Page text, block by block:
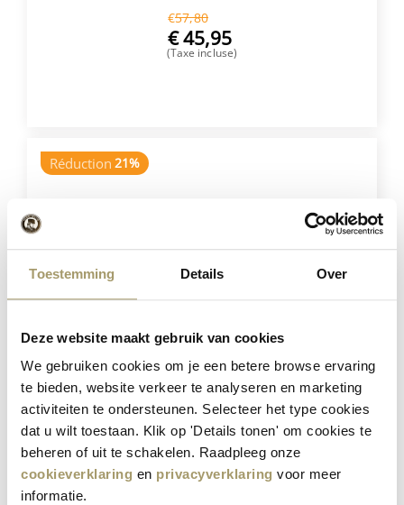
Toestemming Details Over
Deze website maakt gebruik van cookies
We gebruiken cookies om je een betere browse ervaring
te bieden, website verkeer te analyseren en marketing
activiteiten te ondersteunen. Selecteer het type cookies
dat u wilt toestaan. Klik op 'Details tonen' om cookies te
beheren of uit te schakelen. Raadpleeg onze
cookieverklaring en privacyverklaring voor meer
informatie.
€57,80
€45,95
(Taxe incluse)
Réduction 21%
Henri Willig Coffret de 5 Fromages
€75,75
€ 59,95
(Taxe incluse)
ACHETER